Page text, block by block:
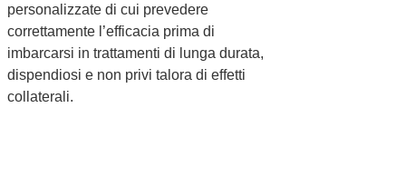
personalizzate di cui prevedere
correttamente l’efficacia prima di
imbarcarsi in trattamenti di lunga durata,
dispendiosi e non privi talora di effetti
collaterali.